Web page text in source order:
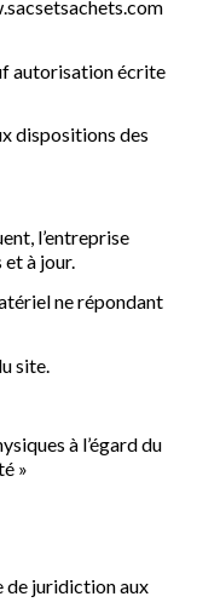
autorisation écrite
dispositions des
l’entreprise
à jour.
ne répondant
site.
à l’égard du
»
de juridiction aux